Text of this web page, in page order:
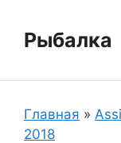
содержимому
Рыбалка
Главная »
2018